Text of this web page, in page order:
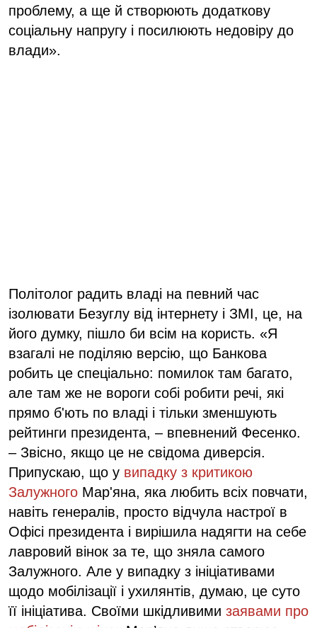
проблему, а ще й створюють додаткову
соціальну напругу і посилюють недовіру до
влади».
Політолог радить владі на певний час
ізолювати Безуглу від інтернету і ЗМІ, це, на
його думку, пішло би всім на користь. «Я
взагалі не поділяю версію, що Банкова
робить це спеціально: помилок там багато,
але там же не вороги собі робити речі, які
прямо б'ють по владі і тільки зменшують
рейтинги президента, – впевнений Фесенко.
– Звісно, якщо це не свідома диверсія.
Припускаю, що у випадку з критикою
Залужного Мар'яна, яка любить всіх повчати,
навіть генералів, просто відчула настрої в
Офісі президента і вирішила надягти на себе
лавровий вінок за те, що зняла самого
Залужного. Але у випадку з ініціативами
щодо мобілізації і ухилянтів, думаю, це суто
її ініціатива. Своїми шкідливими заявами про